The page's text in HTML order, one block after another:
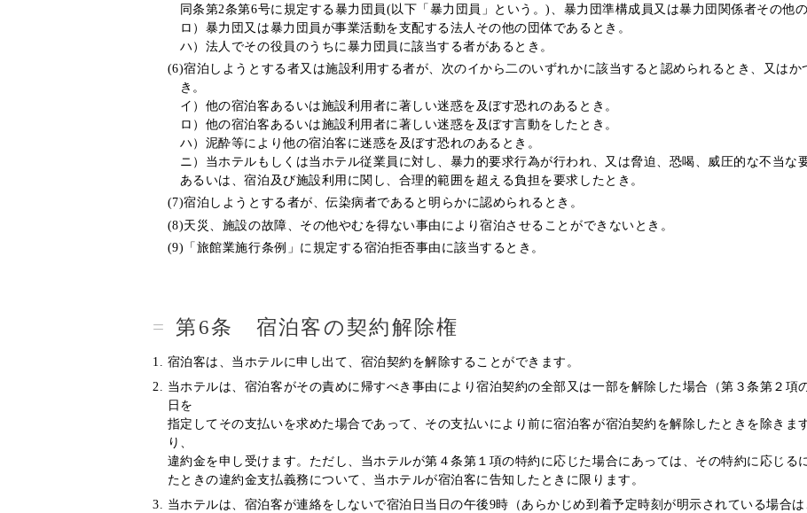
同条第2条第6号に規定する暴力団員(以下「暴力団員」という。)、暴力団準構成員又は暴力団関係者その他
ロ）暴力団又は暴力団員が事業活動を支配する法人その他の団体であるとき。
ハ）法人でその役員のうちに暴力団員に該当する者があるとき。
(6)宿泊しようとする者又は施設利用する者が、次のイから二のいずれかに該当すると認められるとき、又は
き。
イ）他の宿泊客あるいは施設利用者に著しい迷惑を及ぼす恐れのあるとき。
ロ）他の宿泊客あるいは施設利用者に著しい迷惑を及ぼす言動をしたとき。
ハ）泥酔等により他の宿泊客に迷惑を及ぼす恐れのあるとき。
ニ）当ホテルもしくは当ホテル従業員に対し、暴力的要求行為が行われ、又は脅迫、恐喝、威圧的な不当な
あるいは、宿泊及び施設利用に関し、合理的範囲を超える負担を要求したとき。
(7)宿泊しようとする者が、伝染病者であると明らかに認められるとき。
(8)天災、施設の故障、その他やむを得ない事由により宿泊させることができないとき。
(9)「旅館業施行条例」に規定する宿泊拒否事由に該当するとき。
第6条 宿泊客の契約解除権
宿泊客は、当ホテルに申し出て、宿泊契約を解除することができます。
当ホテルは、宿泊客がその責めに帰すべき事由により宿泊契約の全部又は一部を解除した場合（第３条第２項
日を
指定してその支払いを求めた場合であって、その支払いにより前に宿泊客が宿泊契約を解除したときを除きま
り、
違約金を申し受けます。ただし、当ホテルが第４条第１項の特約に応じた場合にあっては、その特約に応じる
たときの違約金支払義務について、当ホテルが宿泊客に告知したときに限ります。
当ホテルは、宿泊客が連絡をしないで宿泊日当日の午後9時（あらかじめ到着予定時刻が明示されている場合